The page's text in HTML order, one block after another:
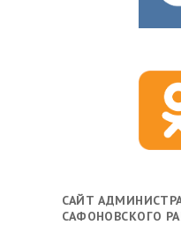
САЙТ
САФОНОВСКОГО